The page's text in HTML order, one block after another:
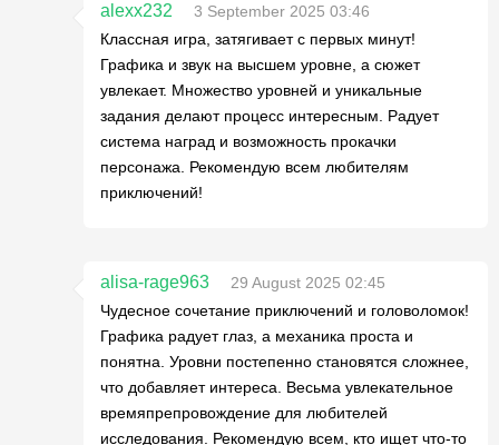
alexx232
3 September 2025 03:46
Классная игра, затягивает с первых минут!
Графика и звук на высшем уровне, а сюжет
увлекает. Множество уровней и уникальные
задания делают процесс интересным. Радует
система наград и возможность прокачки
персонажа. Рекомендую всем любителям
приключений!
alisa-rage963
29 August 2025 02:45
Чудесное сочетание приключений и головоломок!
Графика радует глаз, а механика проста и
понятна. Уровни постепенно становятся сложнее,
что добавляет интереса. Весьма увлекательное
времяпрепровождение для любителей
исследования. Рекомендую всем, кто ищет что-то